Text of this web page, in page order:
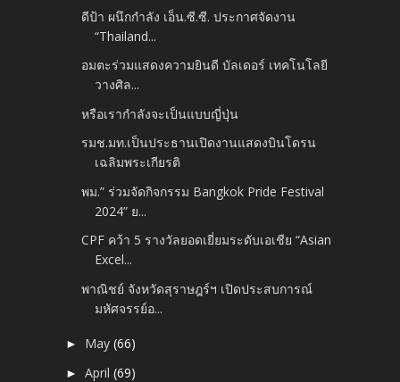
ดีป้า ผนึกกำลัง เอ็น.ซี.ซี. ประกาศจัดงาน
“Thailand...
อมตะร่วมแสดงความยินดี บัลเดอร์ เทคโนโลยี
วางศิล...
หรือเรากำลังจะเป็นแบบญี่ปุ่น
รมช.มท.เป็นประธานเปิดงานแสดงบินโดรน
เฉลิมพระเกียรติ
พม.” ร่วมจัดกิจกรรม Bangkok Pride Festival
2024” ย...
CPF คว้า 5 รางวัลยอดเยี่ยมระดับเอเชีย “Asian
Excel...
พาณิชย์ จังหวัดสุราษฎร์ฯ เปิดประสบการณ์
มหัศจรรย์อ...
► May(66)
►April(69)